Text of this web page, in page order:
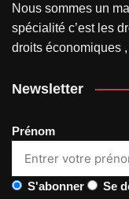
Nous sommes un
spécialité c’est les
droits économiques
Newsletter
Prénom
S'abonner Se